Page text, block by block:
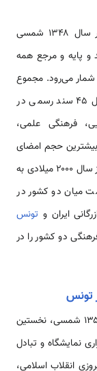
در سال ۱۳۴۸ شمسی
و پایه و مرجع همه
شمار می‌رود. مجموع
موافقت‌نامه‌های امضاشده بین ایران و تونس شامل ۴۵ سند رسمی در
فرهنگی علمی،
حجم امضای
تفاهم‌نامه‌ها، موافقت‌نامه‌ها و یادداشت تفاهم‌ها از سال ۲۰۰۰ میلادی به
میان دو کشور در
تونس
دو کشور را در
تونس
نمایشگاه و تبادل
انقلاب اسلامی،